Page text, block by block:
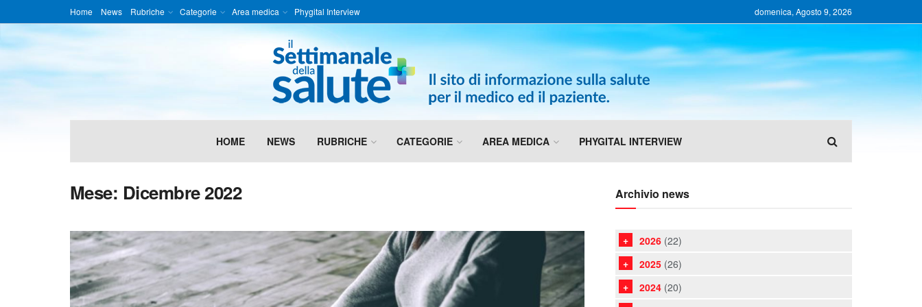
Home News Rubriche Categorie Area medica Phygital Interview domenica, Agosto 9, 2026
HOME NEWS RUBRICHE CATEGORIE AREA MEDICA PHYGITAL INTERVIEW
Mese: Dicembre 2022 Archivio news
2026 (22)
2025 (26)
2024 (20)